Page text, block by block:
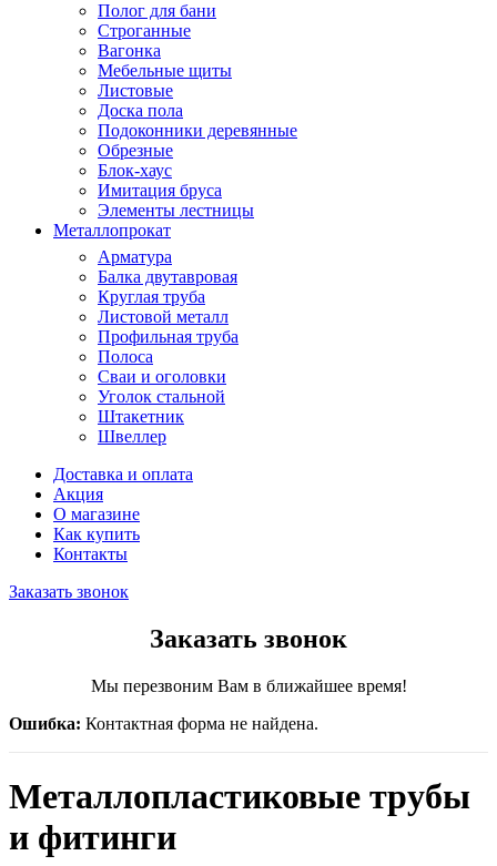
Полог для бани
Строганные
Вагонка
Мебельные щиты
Листовые
Доска пола
Подоконники деревянные
Обрезные
Блок-хаус
Имитация бруса
Элементы лестницы
Металлопрокат
Арматура
Балка двутавровая
Круглая труба
Листовой металл
Профильная труба
Полоса
Сваи и оголовки
Уголок стальной
Штакетник
Швеллер
Доставка и оплата
Акция
О магазине
Как купить
Контакты
Заказать звонок
Заказать звонок
Мы перезвоним Вам в ближайшее время!
Ошибка: Контактная форма не найдена.
Металлопластиковые трубы
и фитинги